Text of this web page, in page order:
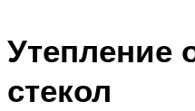
Утепление
стекол